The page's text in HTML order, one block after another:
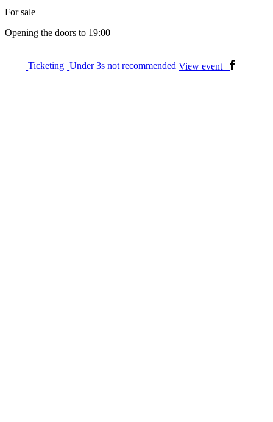
For sale
Opening the doors to 19:00
Ticketing Under 3s not recommendedView event